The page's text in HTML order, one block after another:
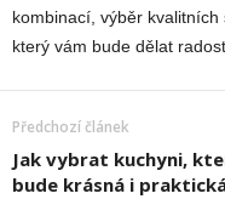
kombinací, výběr
který vám bude dělat
Předchozí článek
Jak vybrat kuchyni,
bude krásná i